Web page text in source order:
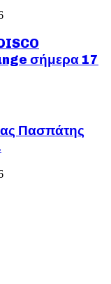
σήμερα 17
Πασπάτης